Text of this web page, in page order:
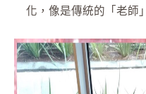
化，像是傳統的「老師